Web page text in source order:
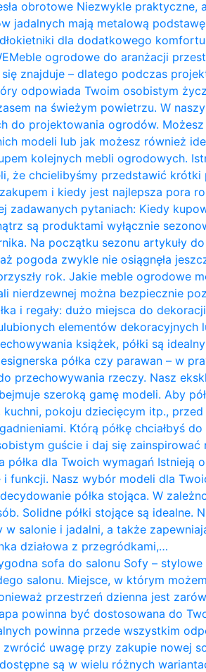
obrotowe Niezwykle praktyczne,
jadalnych mają metalową
dla dodatkowego
Meble ogrodowe do aranżacji
znajduje – dlatego podczas
odpowiada Twoim osobistym
na świeżym powietrzu. W
do projektowania ogrodów.
modeli lub jak możesz również
kolejnych mebli ogrodowych.
że chcielibyśmy przedstawić
i kiedy jest najlepsza pora
zadawanych pytaniach: Kiedy
są produktami wyłącznie
Na początku sezonu artykuły
pogoda zwykle nie osiągnęła
rok. Jakie meble ogrodowe
nierdzewnej można bezpiecznie
i regały: dużo miejsca do
elementów
książek, półki są
półka czy parawan – w
przechowywania rzeczy. Nasz
szeroką gamę modeli. Aby
kuchni, pokoju dziecięcym itp.,
Którą półkę chciałbyś
guście i daj się zainspirować
półka dla Twoich wymagań Istnieją
funkcji. Nasz wybór modeli dla
półka stojąca. W
Solidne półki stojące są idealne.
salonie i jadalni, a także
działowa z przegródkami,…
sofa do salonu Sofy –
salonu. Miejsce, w którym
przestrzeń dzienna jest
powinna być dostosowana do
powinna przede wszystkim
uwagę przy zakupie nowej
są w wielu różnych